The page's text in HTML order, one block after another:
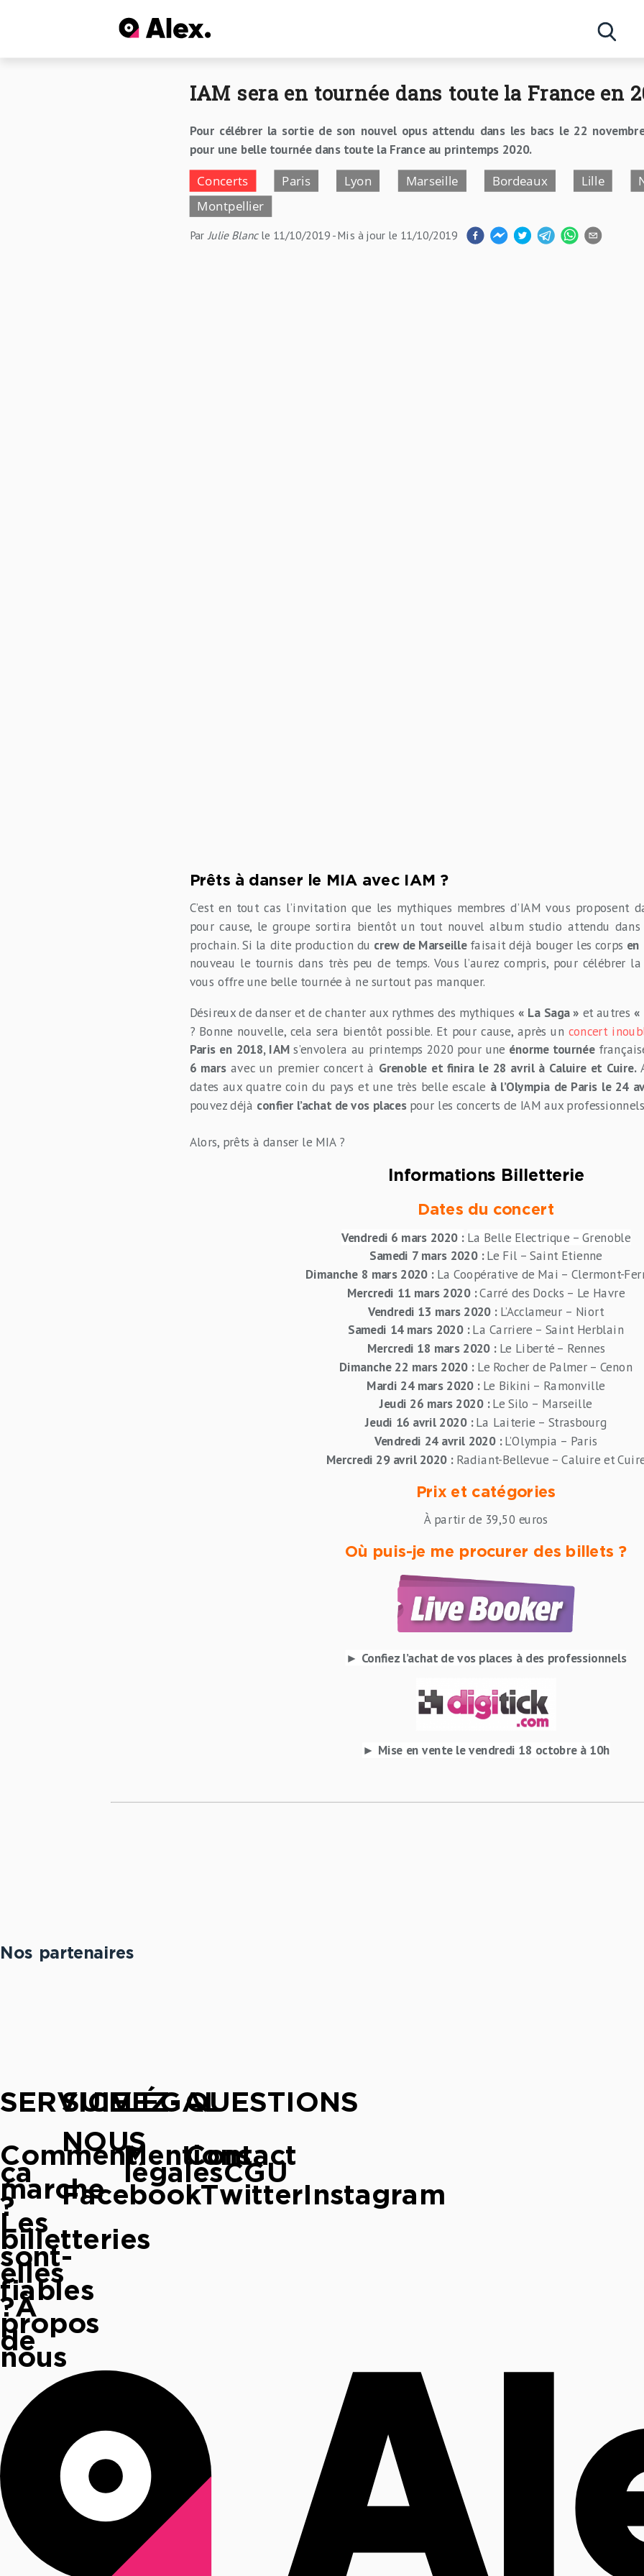
Artistes
IAM sera en tournée dans toute la France en
Pour célébrer la sortie de son nouvel opus attendu dans les bacs le 22 novembre
pour une belle tournée dans toute la France au printemps 2020.
Concerts Paris Lyon Marseille Bordeaux Lille
Montpellier
ParJulie Blanc le 11/10/2019- Mis à jour le 11/10/2019
Prêts à danser le MIA avec IAM ?
C’est en tout cas l’invitation que les mythiques membres d’IAM vous proposent
pour cause, le groupe sortira bientôt un tout nouvel album studio attendu
prochain. Si la dite production du crew de Marseillefaisait déjà bouger les corps en
nouveau le tournis dans très peu de temps. Vous l’aurez compris, pour célébrer
vous offre une belle tournée à ne surtout pas manquer.
Désireux de danser et de chanter aux rythmes des mythiques « La Saga » et autres «
? Bonne nouvelle, cela sera bientôt possible. Et pour cause, après un concert
Paris en 2018, IAMs’envolera au printemps 2020 pour une énorme tournée
6 marsavec un premier concert à Grenoble et finira le 28 avril à Caluire et Cuire.
dates aux quatre coin du pays et une très belle escale à l’Olympia de Paris le 24
pouvez déjà confier l’achat de vos placespour les concerts de IAM aux
Alors, prêts à danser le MIA ?
Informations Billetterie
Dates du concert
Vendredi 6 mars 2020 : La Belle Electrique – Grenoble
Samedi 7 mars 2020 :Le Fil – Saint Etienne
Dimanche 8 mars 2020 :La Coopérative de Mai – Clermont-
Mercredi 11 mars 2020 :Carré des Docks – Le Havre
Vendredi 13 mars 2020 :L’Acclameur – Niort
Samedi 14 mars 2020 :La Carriere – Saint Herblain
Mercredi 18 mars 2020 :Le Liberté – Rennes
Dimanche 22 mars 2020 :Le Rocher de Palmer – Cenon
Mardi 24 mars 2020 :Le Bikini – Ramonville
Jeudi 26 mars 2020 :Le Silo – Marseille
Jeudi 16 avril 2020 :La Laiterie – Strasbourg
Vendredi 24 avril 2020 :L’Olympia – Paris
Mercredi 29 avril 2020 :Radiant-Bellevue – Caluire et
Prix et catégories
À partir de 39,50 euros
Où puis-je me procurer des billets ?
► Confiez l’achat de vos places à des professionnels
► Mise en vente le vendredi 18 octobre à 10h
Nos partenaires
SERVICE
Comment
ça
marche
?
Les
billetteries
sont-
elles
fiables
?À
propos
de
nous
SUIVEZ-
NOUS
FacebookTwitter Instagram
LÉGAL
Mentions
légalesCGU
QUESTIONS
Contact